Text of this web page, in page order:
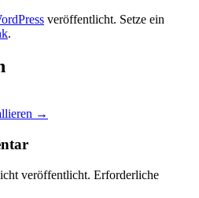
veröffentlicht. Setze ein
.
→
veröffentlicht. Erforderliche